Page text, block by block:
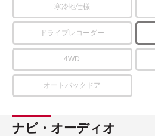
寒冷地仕様
ドライブレコーダー
4WD
オートバックドア
ナビ・オーディオ